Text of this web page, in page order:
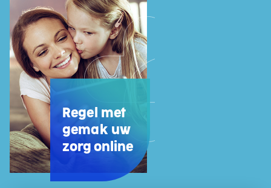
Regel met
gemak uw
zorg online